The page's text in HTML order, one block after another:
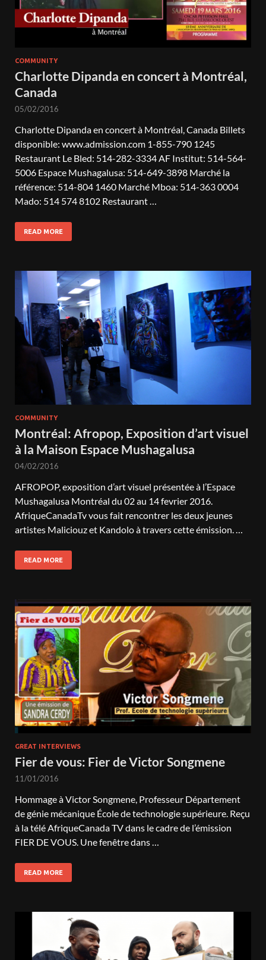
COMMUNITY
Charlotte Dipanda en concert à Montréal,
Canada
05/02/2016
Charlotte Dipanda en concert à Montréal, Canada Billets
disponible: www.admission.com 1-855-790 1245
Restaurant Le Bled: 514-282-3334 AF Institut: 514-564-
5006 Espace Mushagalusa: 514-649-3898 Marché la
référence: 514-804 1460 Marché Mboa: 514-363 0004
Mado: 514 574 8102 Restaurant …
READ MORE
COMMUNITY
Montréal: Afropop, Exposition d’art visuel
à la Maison Espace Mushagalusa
04/02/2016
AFROPOP, exposition d’art visuel présentée à l’Espace
Mushagalusa Montréal du 02 au 14 fevrier 2016.
AfriqueCanadaTv vous fait rencontrer les deux jeunes
artistes Maliciouz et Kandolo à travers cette émission. …
READ MORE
GREAT INTERVIEWS
Fier de vous: Fier de Victor Songmene
11/01/2016
Hommage à Victor Songmene, Professeur Département
de génie mécanique École de technologie supérieure. Reçu
à la télé AfriqueCanada TV dans le cadre de l’émission
FIER DE VOUS. Une fenêtre dans …
READ MORE